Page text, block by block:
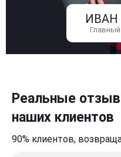
ИВАН
Реальные
наших клиентов
90% клиентов,